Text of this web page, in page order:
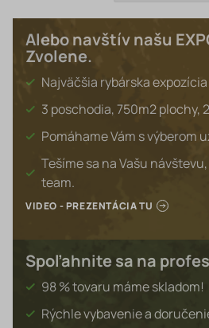
Alebo navštív našu
Zvolene.
Najväčšia rybárska
3 poschodia, 750m2 plochy,
Pomáhame Vám s výberom
Tešíme sa na Vašu
team.
VIDEO - PREZENTÁCIA TU
Spoľahnite sa na
98 % tovaru máme skladom!
Rýchle vybavenie a